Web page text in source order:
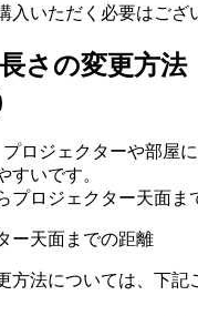
入いただく必要はござ
さの変更方法
ロジェクターや部屋
すいです。
プロジェクター天面ま
方法については、下記